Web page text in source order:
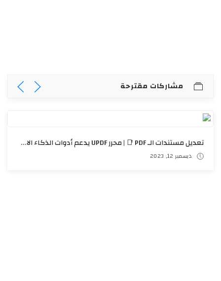
مشاركات مقترحة
تعديل مستندات الـ PDF 📑 | محرر UPDF يدعم أدوات الذكاء الاصطناعي 🤖
ديسمبر 12, 2023